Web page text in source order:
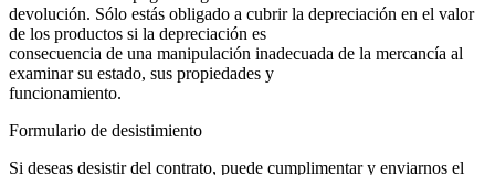
devolución. Sólo estás obligado a cubrir la depreciación en el valor
de los productos si la depreciación es
consecuencia de una manipulación inadecuada de la mercancía al
examinar su estado, sus propiedades y
funcionamiento.
Formulario de desistimiento
Si deseas desistir del contrato, puede cumplimentar y enviarnos el